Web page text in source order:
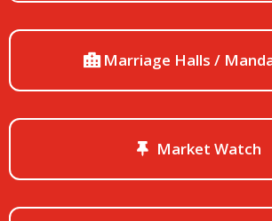
Marriage Halls /
Market Watch